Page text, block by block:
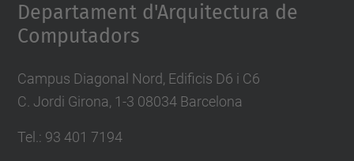
Departament d'Arquitectura de
Computadors
Campus Diagonal Nord, Edificis D6 i C6
C. Jordi Girona, 1-3 08034 Barcelona
Tel.: 93 401 7194